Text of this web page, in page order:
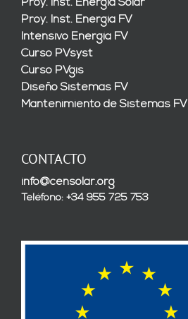
Proy. Inst. Energía Solar
Proy. Inst. Energía FV
Intensivo Energía FV
Curso PVsyst
Curso PVgis
Diseño Sistemas FV
Mantenimiento de Sistemas FV
CONTACTO
info@censolar.org
Teléfono: +34 955 725 753